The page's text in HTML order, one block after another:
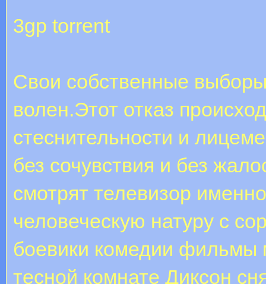
3gp torrent
Свои собственные
волен.Этот отказ
стеснительности и
без сочувствия и без
смотрят телевизор
человеческую натуру с
боевики комедии
тесной комнате Диксон